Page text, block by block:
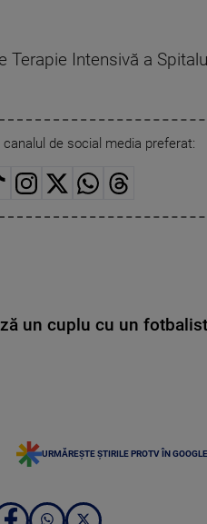
Intensivă a
de social media preferat:
un cuplu cu un
URMĂREȘTE ȘTIRILE PROTV ÎN